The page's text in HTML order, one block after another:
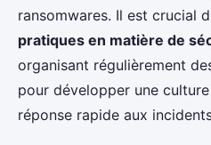
ransomwares. Il est crucial
pratiques en matière de
organisant régulièrement
pour développer une
réponse rapide aux